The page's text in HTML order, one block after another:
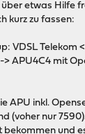
etwas Hilfe
kurz zu fassen:
VDSL Telekom
> APU4C4 mit
APU inkl.
(voher nur
bekommen und